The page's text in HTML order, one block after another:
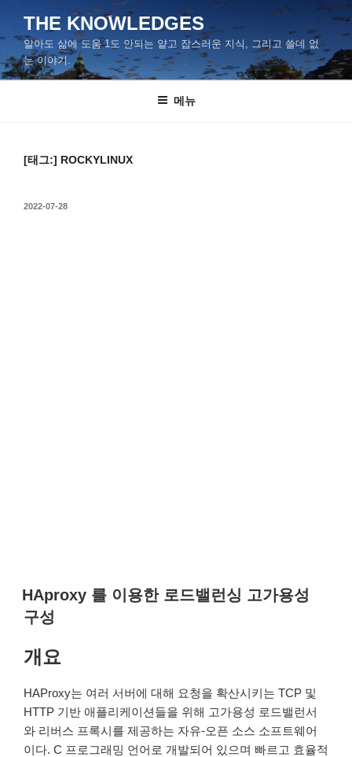
로
바
THE KNOWLEDGES
알아도 삶에 도움 1도 안되는 얕고 잡스러운 지식, 그리고 쓸데 없
는 이야기.
메뉴
[태그:] ROCKYLINUX
작
2022-07-28
HAproxy 를 이용한 로드밸런싱 고가용성
구성
개요
HAProxy는 여러 서버에 대해 요청을 확산시키는 TCP 및
HTTP 기반 애플리케이션들을 위해 고가용성 로드밸런서
와 리버스 프록시를 제공하는 자유-오픈 소스 소프트웨어
이다. C 프로그래밍 언어로 개발되어 있으며 빠르고 효율적